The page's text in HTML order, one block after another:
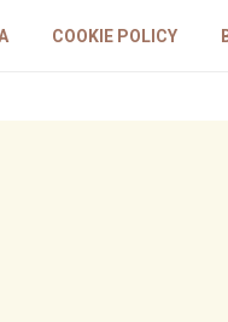
COOKIE POLICY